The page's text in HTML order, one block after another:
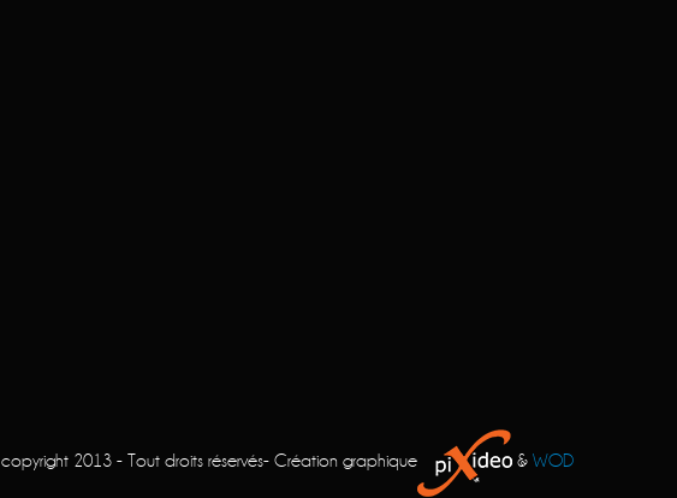
copyright 2013 - Tout droits réservés- Création graphique & WOD